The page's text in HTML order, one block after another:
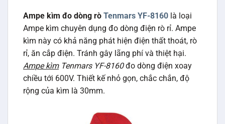
Ampe kìm đo dòng rò Tenmars YF-8160 là loại
Ampe kìm chuyên dụng đo dòng điện rò rỉ. Ampe
kìm này có khả năng phát hiện điện thất thoát, rò
rỉ, ăn cắp điện. Tránh gây lãng phí và thiệt hại.
Ampe kìmTenmars YF-8160đo dòng điện xoay
chiều tới 600V. Thiết kế nhỏ gọn, chắc chắn, độ
rộng của kìm là 30mm.